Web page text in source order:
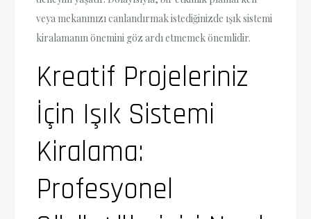
veya mekanınızı canlandırmak istediğinizde ışık sistemi
kiralamanın önemini göz ardı etmemek önemlidir.
Kreatif Projeleriniz
İçin Işık Sistemi
Kiralama:
Profesyonel